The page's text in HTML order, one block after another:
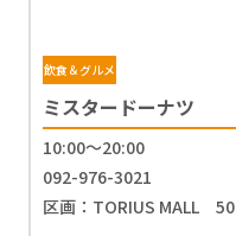
飲食＆グルメ
ミスタードーナツ
10:00～20:00
092-976-3021
区画：TORIUS MALL 50